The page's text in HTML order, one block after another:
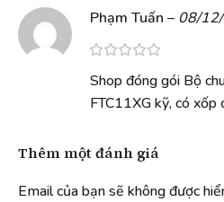
Phạm Tuấn – 08/
Shop đóng gói Bộ
FTC11XG kỹ, có xốp
Thêm một đánh giá
Email của bạn sẽ không được